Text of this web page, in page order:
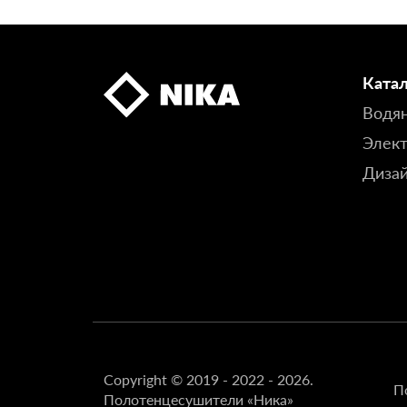
Copyright © 2019 - 2022 - 2026.
Полотенцесушители «Ника»